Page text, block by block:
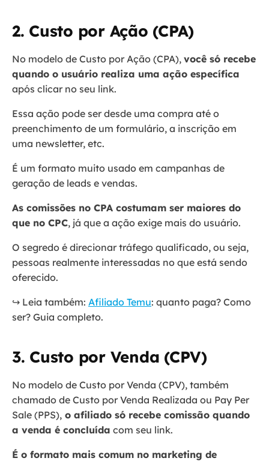
2. Custo por Ação (CPA)
No modelo de Custo por Ação (CPA), você só recebe
quando o usuário realiza uma ação específica
após clicar no seu link.
Essa ação pode ser desde uma compra até o
preenchimento de um formulário, a inscrição em
uma newsletter, etc.
É um formato muito usado em campanhas de
geração de leads e vendas.
As comissões no CPA costumam ser maiores do
que no CPC, já que a ação exige mais do usuário.
O segredo é direcionar tráfego qualificado, ou seja,
pessoas realmente interessadas no que está sendo
oferecido.
↪️ Leia também: Afiliado Temu: quanto paga? Como
ser? Guia completo.
3. Custo por Venda (CPV)
No modelo de Custo por Venda (CPV), também
chamado de Custo por Venda Realizada ou Pay Per
Sale (PPS), o afiliado só recebe comissão quando
a venda é concluída com seu link.
É o formato mais comum no marketing de